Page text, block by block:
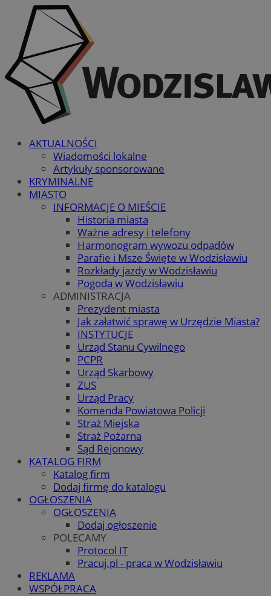
AKTUALNOŚCI
Wiadomości lokalne
Artykuły sponsorowane
KRYMINALNE
MIASTO
INFORMACJE O MIEŚCIE
Historia miasta
Ważne adresy i telefony
Harmonogram wywozu odpadów
Parafie i Msze Święte w Wodzisławiu
Rozkłady jazdy w Wodzisławiu
Pogoda w Wodzisławiu
ADMINISTRACJA
Prezydent miasta
Jak załatwić sprawę w Urzędzie Miasta?
INSTYTUCJE
Urząd Stanu Cywilnego
PCPR
Urząd Skarbowy
ZUS
Urząd Pracy
Komenda Powiatowa Policji
Straż Miejska
Straż Pożarna
Sąd Rejonowy
KATALOG FIRM
Katalog firm
Dodaj firmę do katalogu
OGŁOSZENIA
OGŁOSZENIA
Dodaj ogłoszenie
POLECAMY
Protocol IT
Pracuj.pl - praca w Wodzisławiu
REKLAMA
WSPÓŁPRACA